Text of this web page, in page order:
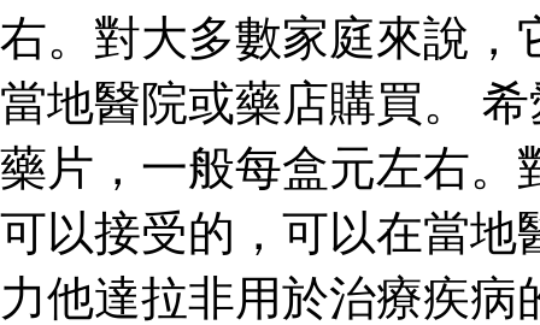
右。對大多數家庭來說，
當地醫院或藥店購買。
藥片，一般每盒元左右。
可以接受的，可以在當
力他達拉非用於治療疾